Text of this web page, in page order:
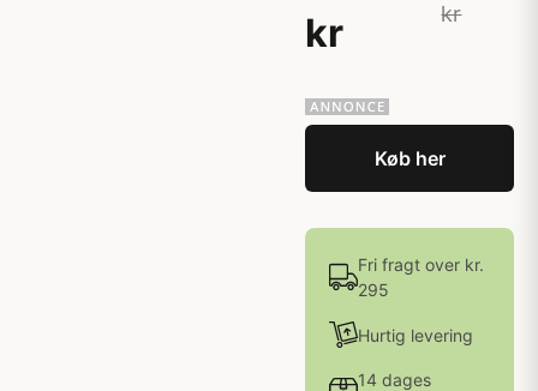
kr
kr
Køb her
Fri fragt over kr.
295
Hurtig levering
14 dages